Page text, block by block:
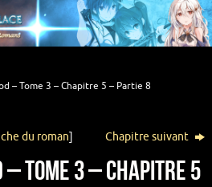
– Tome 3 – Chapitre 5 – Partie 8
du roman] Chapitre suivant
Tome 3 – Chapitre 5